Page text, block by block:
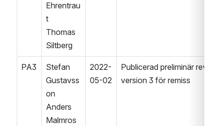
Ehrentrau
t
Thomas
Siltberg
PA3
Stefan
Gustavss
on
Anders
Malmros
2022-
05-02
Publicerad preliminär
version 3 för remiss